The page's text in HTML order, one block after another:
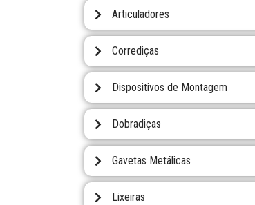
Articuladores
Corrediças
Dispositivos de Montagem
Dobradiças
Gavetas Metálicas
Lixeiras